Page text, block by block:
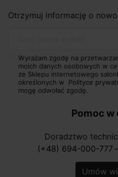
Otrzymuj informację o
Wyrażam zgodę na
moich danych osobowych w
ze Sklepu internetowego
określonych w Polityce
mogę odwołać zgodę.
Pomoc w
Doradztwo
(+48) 694-000-777
Umów